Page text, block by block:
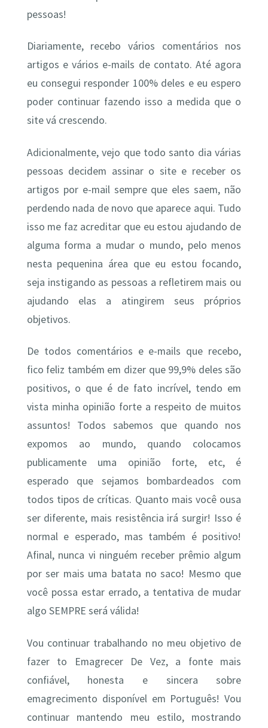
pessoas!
Diariamente, recebo vários comentários nos
artigos e vários e-mails de contato. Até agora
eu consegui responder 100% deles e eu espero
poder continuar fazendo isso a medida que o
site vá crescendo.
Adicionalmente, vejo que todo santo dia várias
pessoas decidem assinar o site e receber os
artigos por e-mail sempre que eles saem, não
perdendo nada de novo que aparece aqui. Tudo
isso me faz acreditar que eu estou ajudando de
alguma forma a mudar o mundo, pelo menos
nesta pequenina área que eu estou focando,
seja instigando as pessoas a refletirem mais ou
ajudando elas a atingirem seus próprios
objetivos.
De todos comentários e e-mails que recebo,
fico feliz também em dizer que 99,9% deles são
positivos, o que é de fato incrível, tendo em
vista minha opinião forte a respeito de muitos
assuntos! Todos sabemos que quando nos
expomos ao mundo, quando colocamos
publicamente uma opinião forte, etc, é
esperado que sejamos bombardeados com
todos tipos de críticas. Quanto mais você ousa
ser diferente, mais resistência irá surgir! Isso é
normal e esperado, mas também é positivo!
Afinal, nunca vi ninguém receber prêmio algum
por ser mais uma batata no saco! Mesmo que
você possa estar errado, a tentativa de mudar
algo SEMPRE será válida!
Vou continuar trabalhando no meu objetivo de
fazer to Emagrecer De Vez, a fonte mais
confiável, honesta e sincera sobre
emagrecimento disponível em Português! Vou
continuar mantendo meu estilo, mostrando